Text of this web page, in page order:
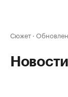
Сюжет ·